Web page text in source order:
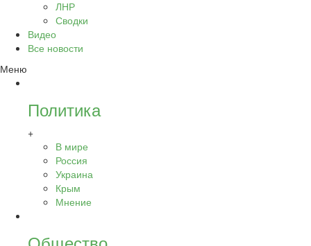
ЛНР
Сводки
Видео
Все новости
Меню
Политика
+
В мире
Россия
Украина
Крым
Мнение